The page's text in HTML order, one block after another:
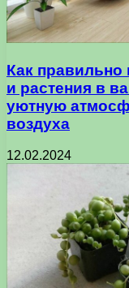
Как правильно
и растения в
уютную
воздуха
12.02.2024